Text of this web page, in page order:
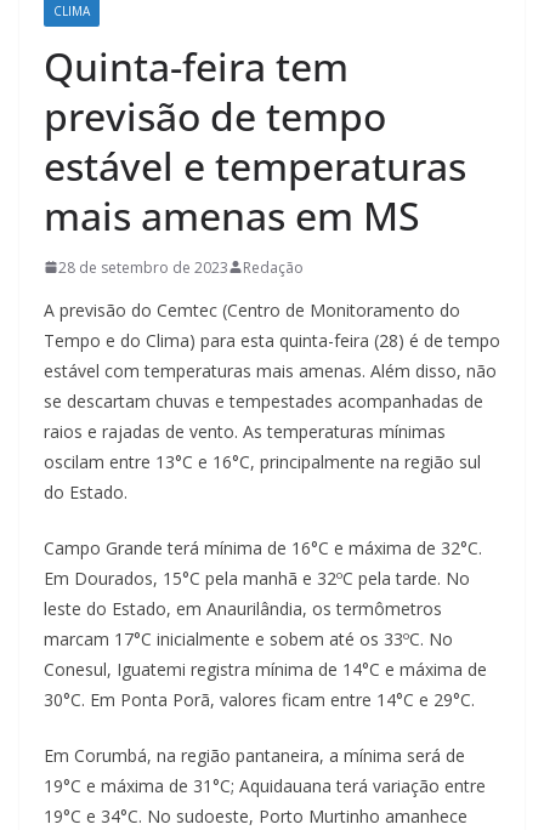
CLIMA
Quinta-feira tem
previsão de tempo
estável e temperaturas
mais amenas em MS
28 de setembro de 2023 Redação
A previsão do Cemtec (Centro de Monitoramento do
Tempo e do Clima) para esta quinta-feira (28) é de tempo
estável com temperaturas mais amenas. Além disso, não
se descartam chuvas e tempestades acompanhadas de
raios e rajadas de vento. As temperaturas mínimas
oscilam entre 13°C e 16°C, principalmente na região sul
do Estado.
Campo Grande terá mínima de 16°C e máxima de 32°C.
Em Dourados, 15°C pela manhã e 32ºC pela tarde. No
leste do Estado, em Anaurilândia, os termômetros
marcam 17°C inicialmente e sobem até os 33ºC. No
Conesul, Iguatemi registra mínima de 14°C e máxima de
30°C. Em Ponta Porã, valores ficam entre 14°C e 29°C.
Em Corumbá, na região pantaneira, a mínima será de
19°C e máxima de 31°C; Aquidauana terá variação entre
19°C e 34°C. No sudoeste, Porto Murtinho amanhece